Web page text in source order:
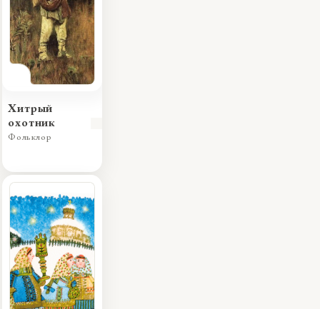
Хитрый
охотник
Фольклор